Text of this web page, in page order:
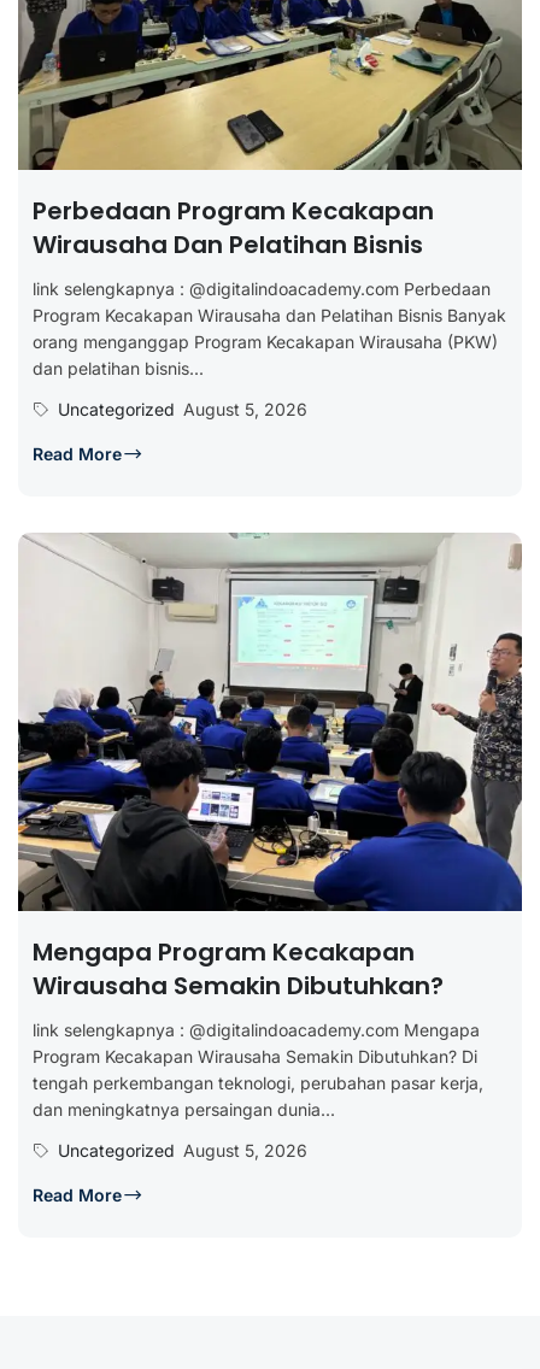
Perbedaan Program Kecakapan
Wirausaha Dan Pelatihan Bisnis
link selengkapnya : @digitalindoacademy.com Perbedaan
Program Kecakapan Wirausaha dan Pelatihan Bisnis Banyak
orang menganggap Program Kecakapan Wirausaha (PKW)
dan pelatihan bisnis...
Uncategorized August 5, 2026
Read More
Mengapa Program Kecakapan
Wirausaha Semakin Dibutuhkan?
link selengkapnya : @digitalindoacademy.com Mengapa
Program Kecakapan Wirausaha Semakin Dibutuhkan? Di
tengah perkembangan teknologi, perubahan pasar kerja,
dan meningkatnya persaingan dunia...
Uncategorized August 5, 2026
Read More